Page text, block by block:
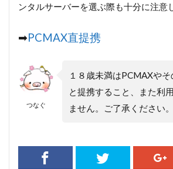
ンタルサーバーを選ぶ際も十分に注意
➡︎PCMAX直提携
つなぐ
１８歳未満はPCMAXや
と提携すること、また利
ません。ご了承ください。